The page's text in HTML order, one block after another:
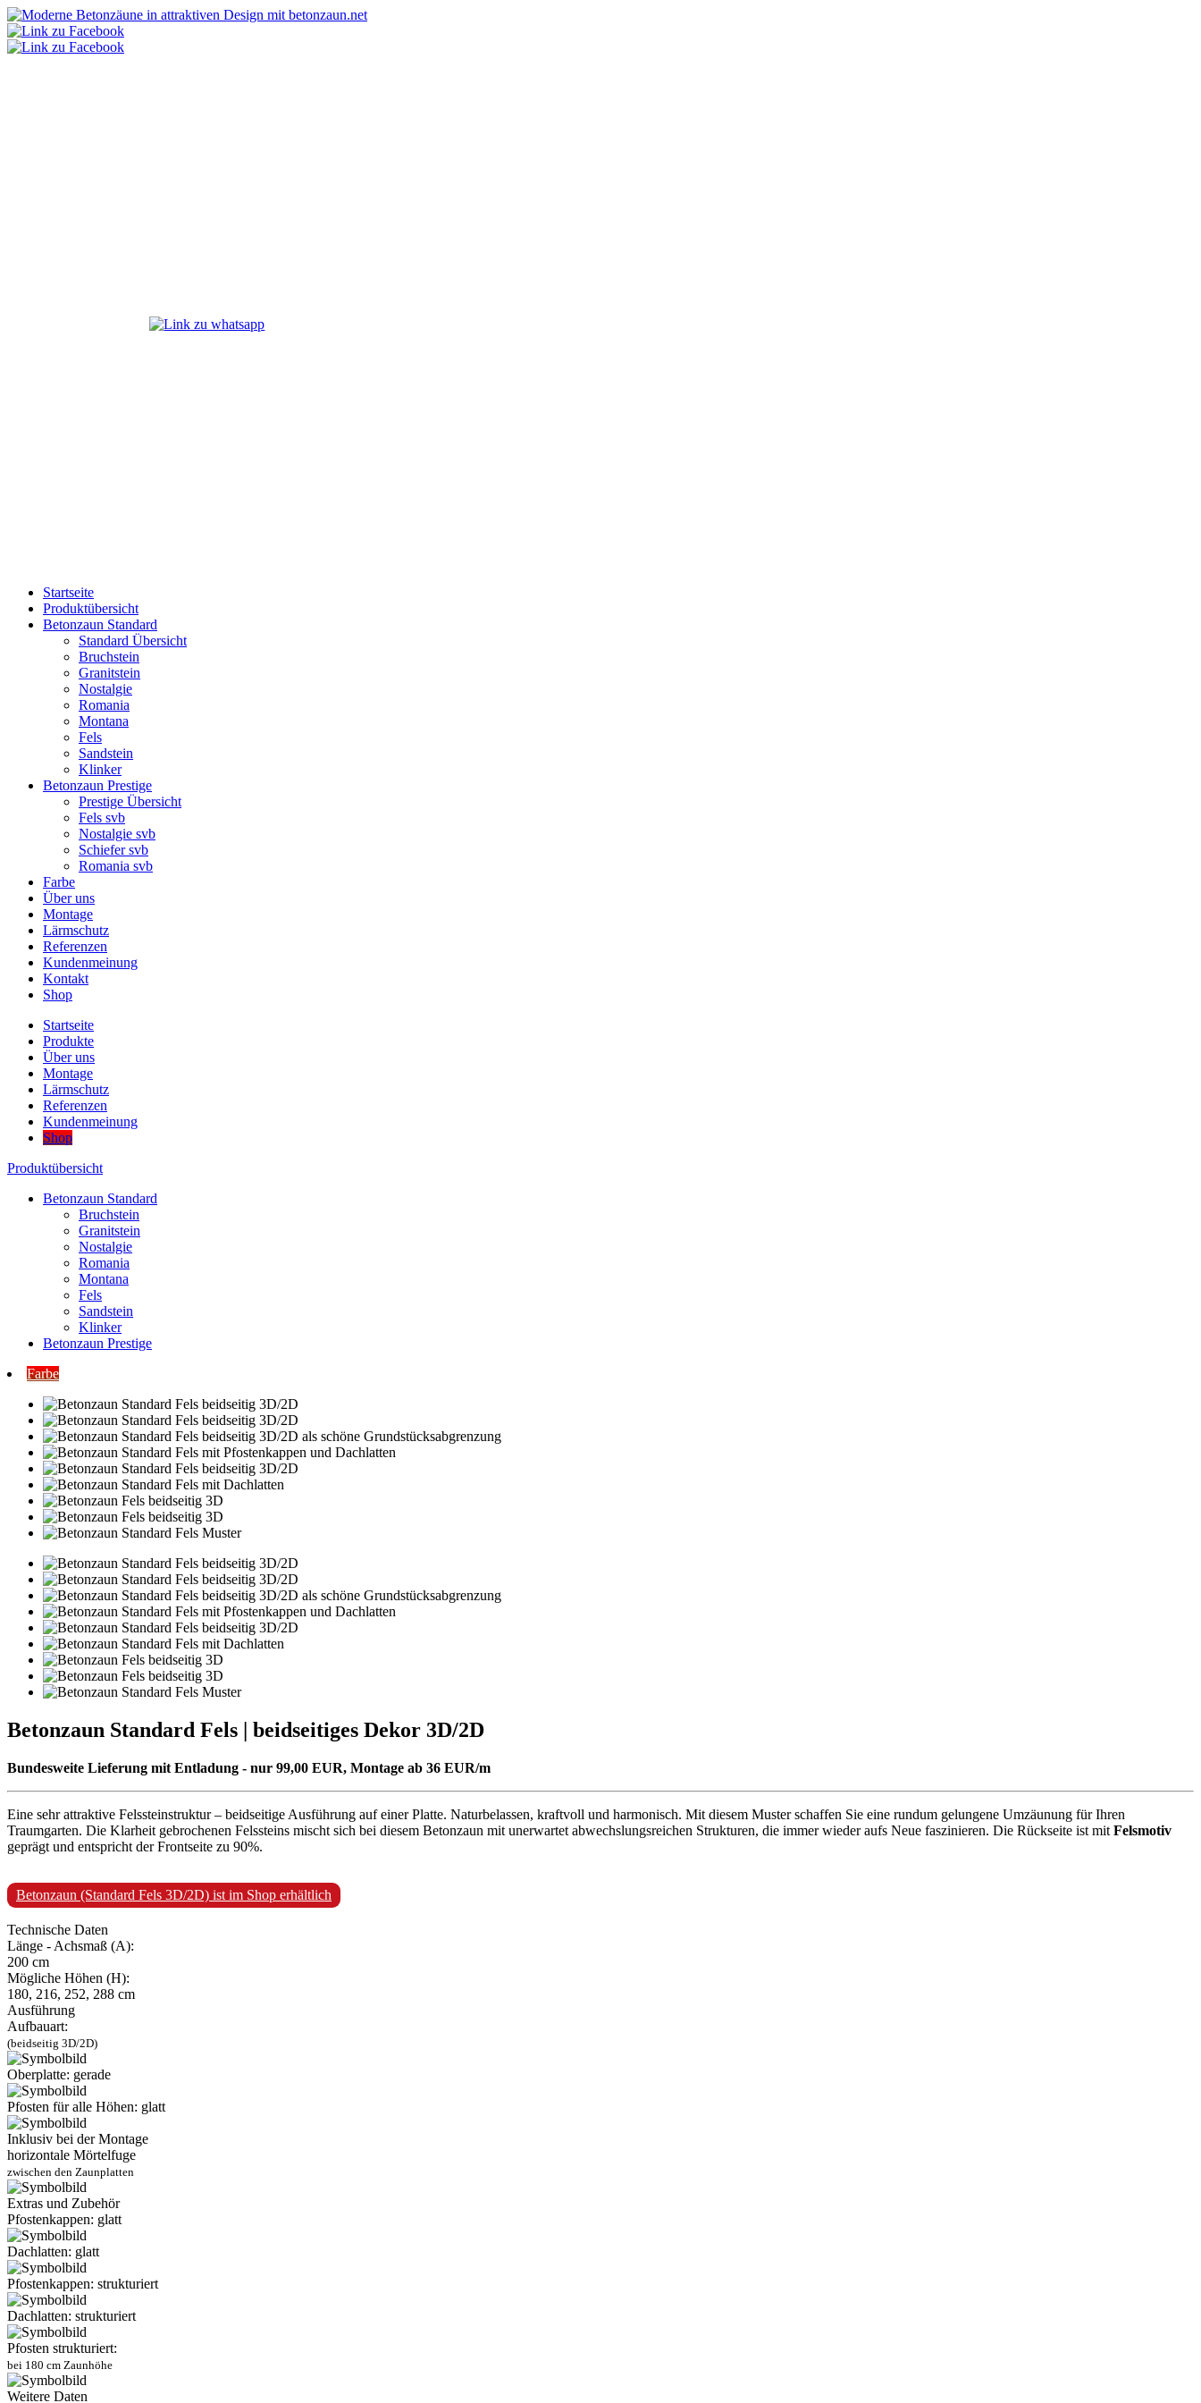
Startseite
Produktübersicht
Betonzaun Standard
Standard Übersicht
Bruchstein
Granitstein
Nostalgie
Romania
Montana
Fels
Sandstein
Klinker
Betonzaun Prestige
Prestige Übersicht
Fels svb
Nostalgie svb
Schiefer svb
Romania svb
Farbe
Über uns
Montage
Lärmschutz
Referenzen
Kundenmeinung
Kontakt
Shop
Startseite
Produkte
Über uns
Montage
Lärmschutz
Referenzen
Kundenmeinung
Shop
Produktübersicht
Betonzaun Standard
Bruchstein
Granitstein
Nostalgie
Romania
Montana
Fels
Sandstein
Klinker
Betonzaun Prestige
Farbe
Betonzaun Standard Fels | beidseitiges Dekor 3D/2D
Bundesweite Lieferung mit Entladung - nur 99,00 EUR, Montage ab 36 EUR/m
Eine sehr attraktive Felssteinstruktur – beidseitige Ausführung auf einer Platte. Naturbelassen, kraftvoll und harmonisch. Mit diesem Muster schaffen Sie eine rundum gelungene Umzäunung für Ihren
Traumgarten. Die Klarheit gebrochenen Felssteins mischt sich bei diesem Betonzaun mit unerwartet abwechslungsreichen Strukturen, die immer wieder aufs Neue faszinieren. Die Rückseite ist mit Felsmotiv
geprägt und entspricht der Frontseite zu 90%.
Betonzaun (Standard Fels 3D/2D) ist im Shop erhältlich
Technische Daten
Länge - Achsmaß (A):
200 cm
Mögliche Höhen (H):
180, 216, 252, 288 cm
Ausführung
Aufbauart:
(beidseitig 3D/2D)
Oberplatte: gerade
Pfosten für alle Höhen: glatt
Inklusiv bei der Montage
horizontale Mörtelfuge
zwischen den Zaunplatten
Extras und Zubehör
Pfostenkappen: glatt
Dachlatten: glatt
Pfostenkappen: strukturiert
Dachlatten: strukturiert
Pfosten strukturiert:
bei 180 cm Zaunhöhe
Weitere Daten